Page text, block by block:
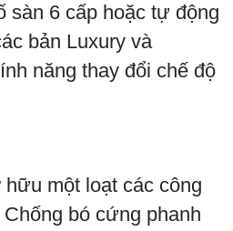
sàn 6 cấp hoặc tự động
bản Luxury và
năng thay đổi chế độ
một loạt các công
bó cứng phanh